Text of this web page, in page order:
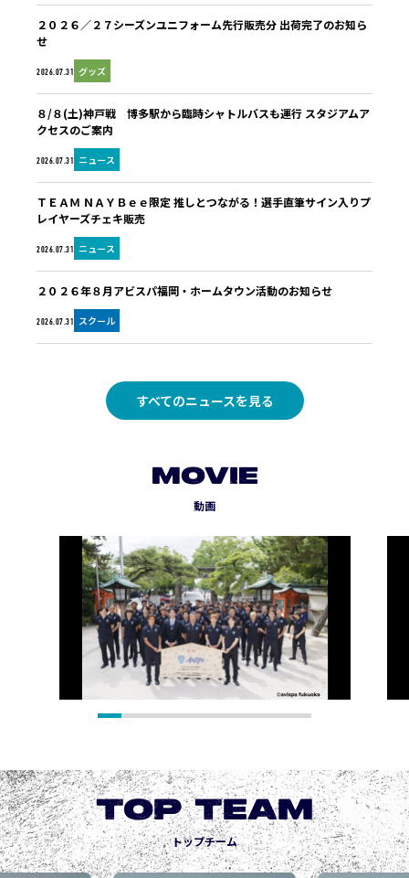
2026.07.31 グッズ
２０２６／２７シーズンユニフォーム先行販売分 出荷完了のお知ら
せ
2026.07.31 ニュース
８/８(土)神戸戦 博多駅から臨時シャトルバスも運行 スタジアムア
クセスのご案内
2026.07.31 ニュース
ＴＥＡＭ ＮＡＹＢｅｅ限定 推しとつながる！選手直筆サイン入りプ
レイヤーズチェキ販売
2026.07.31 スクール
２０２６年８月アビスパ福岡・ホームタウン活動のお知らせ
すべてのニュースを見る
MOVIE
動画
TOP TEAM
トップチーム